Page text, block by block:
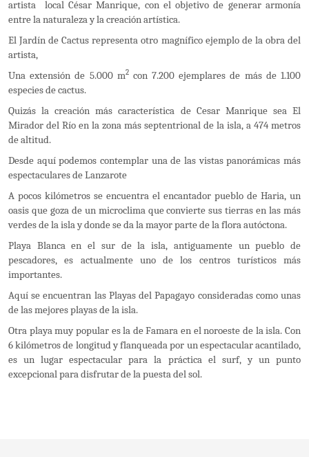
artista local César Manrique, con el objetivo de generar armonía
entre la naturaleza y la creación artística.
El Jardín de Cactus representa otro magnífico ejemplo de la obra del
artista,
Una extensión de 5.000 m2con 7.200 ejemplares de más de 1.100
especies de cactus.
Quizás la creación más característica de Cesar Manrique sea El
Mirador del Río en la zona más septentrional de la isla, a 474 metros
de altitud.
Desde aquí podemos contemplar una de las vistas panorámicas más
espectaculares de Lanzarote
A pocos kilómetros se encuentra el encantador pueblo de Haria, un
oasis que goza de un microclima que convierte sus tierras en las más
verdes de la isla y donde se da la mayor parte de la flora autóctona.
Playa Blanca en el sur de la isla, antiguamente un pueblo de
pescadores, es actualmente uno de los centros turísticos más
importantes.
Aquí se encuentran las Playas del Papagayo consideradas como unas
de las mejores playas de la isla.
Otra playa muy popular es la de Famara en el noroeste de la isla. Con
6 kilómetros de longitud y flanqueada por un espectacular acantilado,
es un lugar espectacular para la práctica el surf, y un punto
excepcional para disfrutar de la puesta del sol.